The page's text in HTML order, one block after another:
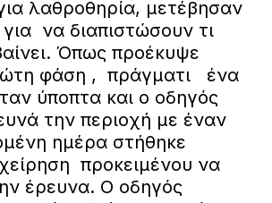
λαθροθηρία, μετέβησαν
να διαπιστώσουν τι
Όπως προέκυψε
φάση , πράγματι ένα
ύποπτα και ο οδηγός
την περιοχή με έναν
ημέρα στήθηκε
προκειμένου να
έρευνα. Ο οδηγός